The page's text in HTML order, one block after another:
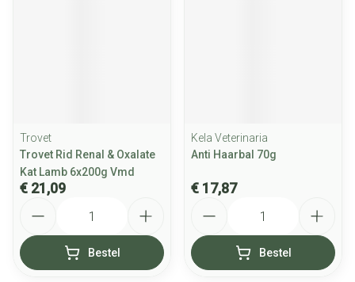
Trovet
Trovet Rid Renal & Oxalate
Kat Lamb 6x200g Vmd
€ 21,09
Bestel
Kela Veterinaria
Anti Haarbal 70g
€ 17,87
Bestel